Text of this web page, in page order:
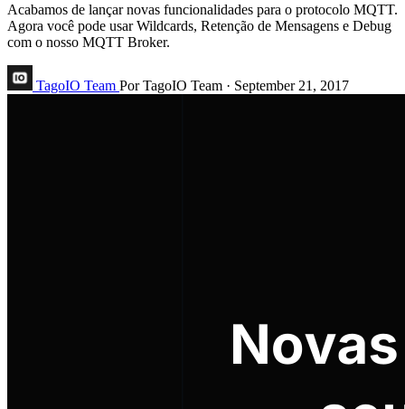
Acabamos de lançar novas funcionalidades para o protocolo MQTT.
Agora você pode usar Wildcards, Retenção de Mensagens e Debug
com o nosso MQTT Broker.
TagoIO Team Por TagoIO Team · September 21, 2017